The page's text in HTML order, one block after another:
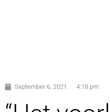
September 6, 2021 4:18 pm